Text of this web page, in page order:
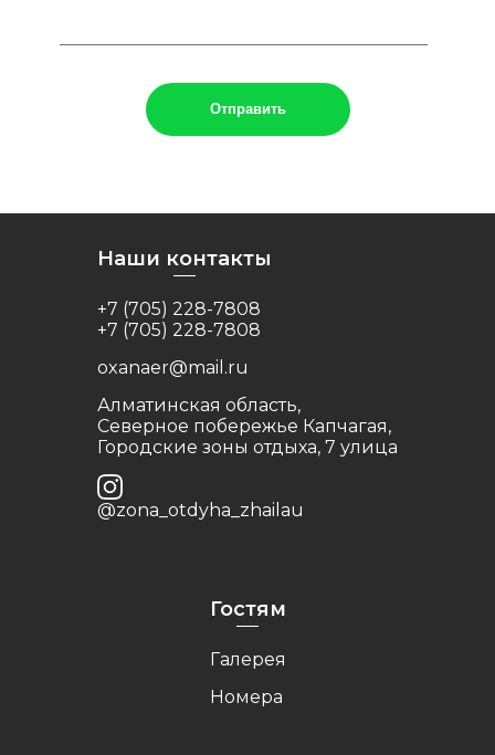
Наши контакты
+7 (705) 228-7808
+7 (705) 228-7808
oxanaer@mail.ru
Алматинская область,
Северное побережье Капчагая,
Городские зоны отдыха, 7 улица
@zona_otdyha_zhailau
Гостям
Галерея
Номера